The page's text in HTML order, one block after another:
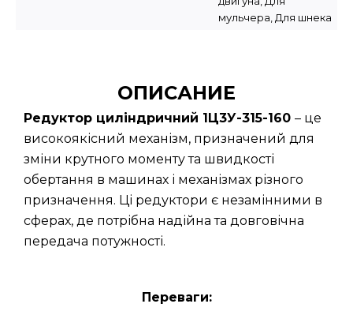
мульчера, Для шнека
ОПИСАНИЕ
Редуктор циліндричний 1Ц3У-315-160 – це
високоякісний механізм, призначений для
зміни крутного моменту та швидкості
обертання в машинах і механізмах різного
призначення. Ці редуктори є незамінними в
сферах, де потрібна надійна та довговічна
передача потужності.
Переваги: